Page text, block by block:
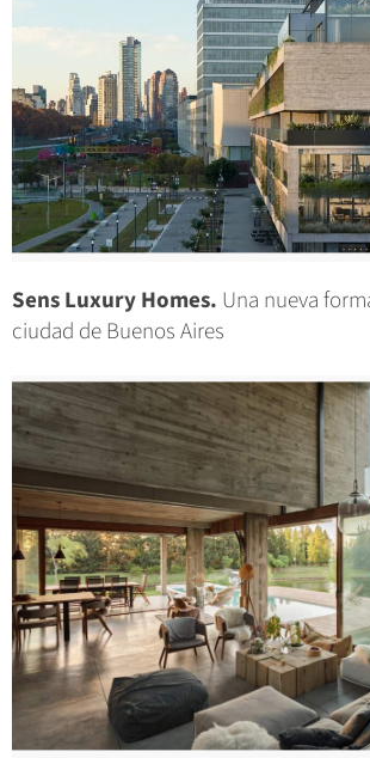
Sens Luxury Homes. Una nueva
ciudad de Buenos Aires